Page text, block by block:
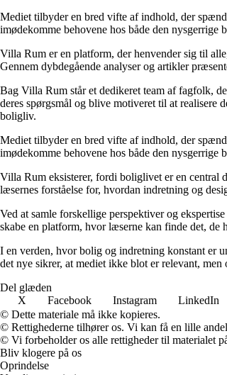
Mediet tilbyder en bred vifte af indhold, der
imødekomme behovene hos både den
Villa Rum er en platform, der henvender sig til
Gennem dybdegående analyser og artikler
Bag Villa Rum står et dedikeret team af fagfolk,
deres spørgsmål og blive motiveret til at realisere
boligliv.
Mediet tilbyder en bred vifte af indhold, der
imødekomme behovene hos både den
Villa Rum eksisterer, fordi boliglivet er en central
læsernes forståelse for, hvordan indretning og
Ved at samle forskellige perspektiver og
skabe en platform, hvor læserne kan finde det, de
I en verden, hvor bolig og indretning konstant er
det nye sikrer, at mediet ikke blot er relevant,
Del glæden
X
Facebook Instagram LinkedIn
© Dette materiale må ikke kopieres.
© Rettighederne tilhører os. Vi kan få en lille
© Vi forbeholder os alle rettigheder til materialet
Bliv klogere på os
Oprindelse